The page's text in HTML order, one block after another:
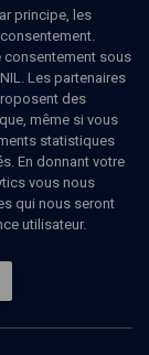
principe, les
consentement sous
Les partenaires
des
même si vous
statistiques
En donnant votre
vous nous
qui nous seront
utilisateur.